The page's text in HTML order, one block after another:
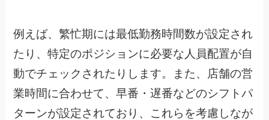
例えば、繁忙期には最低勤務時間数が設定され
たり、特定のポジションに必要な人員配置が自
動でチェックされたりします。また、店舗の営
業時間に合わせて、早番・遅番などのシフトパ
ターンが設定されており、これらを考慮しなが